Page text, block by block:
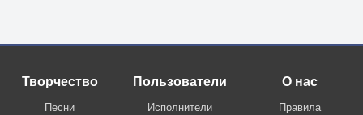
Творчество
Песни
Пользователи
Исполнители
О нас
Правила